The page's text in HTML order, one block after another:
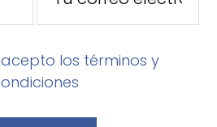
los términos y